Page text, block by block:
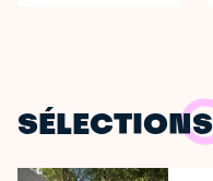
SÉLECTIONS